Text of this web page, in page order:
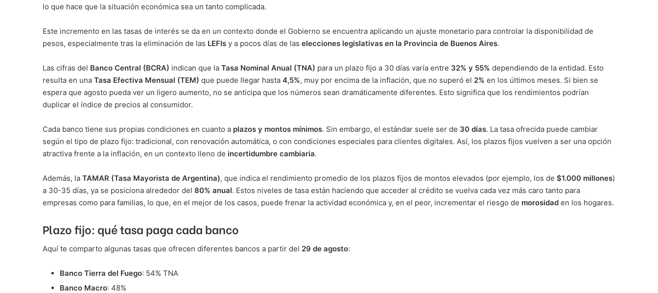
lo que hace que la situación económica sea un tanto complicada.
Este incremento en las tasas de interés se da en un contexto donde el Gobierno se encuentra aplicando un ajuste monetario para controlar la disponibilidad de
pesos, especialmente tras la eliminación de las LEFIs y a pocos días de las elecciones legislativas en la Provincia de Buenos Aires.
Las cifras del Banco Central (BCRA) indican que la Tasa Nominal Anual (TNA) para un plazo fijo a 30 días varía entre 32% y 55% dependiendo de la entidad. Esto
resulta en una Tasa Efectiva Mensual (TEM) que puede llegar hasta 4,5%, muy por encima de la inflación, que no superó el 2% en los últimos meses. Si bien se
espera que agosto pueda ver un ligero aumento, no se anticipa que los números sean dramáticamente diferentes. Esto significa que los rendimientos podrían
duplicar el índice de precios al consumidor.
Cada banco tiene sus propias condiciones en cuanto a plazos y montos mínimos. Sin embargo, el estándar suele ser de 30 días. La tasa ofrecida puede cambiar
según el tipo de plazo fijo: tradicional, con renovación automática, o con condiciones especiales para clientes digitales. Así, los plazos fijos vuelven a ser una opción
atractiva frente a la inflación, en un contexto lleno de incertidumbre cambiaria.
Además, la TAMAR (Tasa Mayorista de Argentina), que indica el rendimiento promedio de los plazos fijos de montos elevados (por ejemplo, los de $1.000 millones)
a 30-35 días, ya se posiciona alrededor del 80% anual. Estos niveles de tasa están haciendo que acceder al crédito se vuelva cada vez más caro tanto para
empresas como para familias, lo que, en el mejor de los casos, puede frenar la actividad económica y, en el peor, incrementar el riesgo de morosidad en los hogares.
Plazo fijo: qué tasa paga cada banco
Aquí te comparto algunas tasas que ofrecen diferentes bancos a partir del 29 de agosto:
Banco Tierra del Fuego: 54% TNA
Banco Macro: 48%